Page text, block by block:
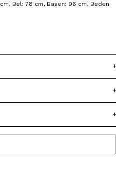
Bel: 78 cm, Basen: 96 cm, Beden: